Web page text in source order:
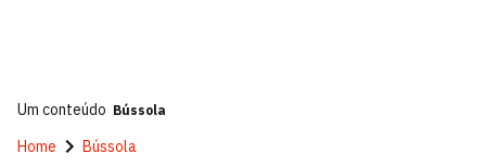
Um conteúdo Bússola
Home Bússola